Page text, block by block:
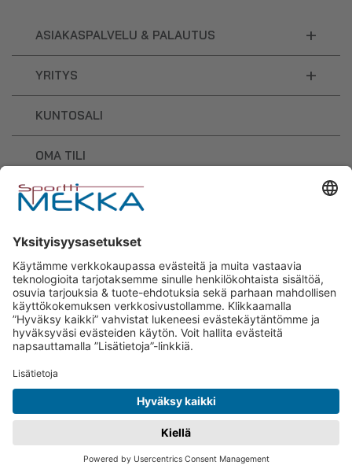
ASIAKASPALVELU & PALAUTUS +
YRITYS +
KUNTOSALI
OMA TILI
OSTOSKORI
Sporttimekka – lisäravinteiden ja
urheilutarvikkeiden osaaja